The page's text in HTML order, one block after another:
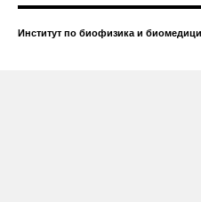
Институт по биофизика и